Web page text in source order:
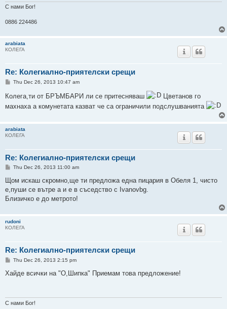
С нами Бог!
0886 224486
arabiata
КОЛЕГА
Re: Колегиално-приятелски срещи
P
t
Thu Dec 26, 2013 10:47 am
Колега,ти от БРЪМБАРИ ли се притесняваш
Цветанов го
махнаха а комунетата казват че са ограничили подслушванията
arabiata
КОЛЕГА
Re: Колегиално-приятелски срещи
P
s
t
Thu Dec 26, 2013 11:00 am
Щом искаш скромно,ще ти предложа една пицария в Обеля 1, чисто
е,пуши се вътре а и е в съседство с Ivanovbg.
Близичко е до метрото!
rudoni
КОЛЕГА
Re: Колегиално-приятелски срещи
P
s
Thu Dec 26, 2013 2:15 pm
Хайде всички на "О,Шипка" Приемам това предложение!
С нами Бог!